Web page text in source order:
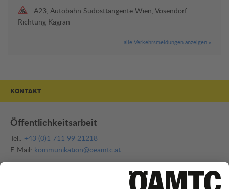
A23, Autobahn Südosttangente Wien, Vösendorf
Richtung Kagran
alle Verkehrsmeldungen anzeigen »
KONTAKT
Öffentlichkeitsarbeit
Tel.: +43 (0)1 711 99 21218
E-Mail: kommunikation@oeamtc.at
Bei allen Fragen zum Thema Mobilität, z. B. Crashtests,
Kraftstoffpreisen, Gesetzesinitiativen, Unfallstatistiken,